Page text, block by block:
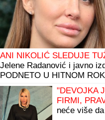
ANI NIKOLIĆ SLEDUJE
Jelene Radanović i javno
PODNETO U HITNOM
"DEVOJKA
FIRMI,
neće više